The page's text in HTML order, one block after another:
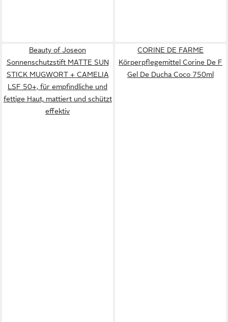
Beauty of Joseon
Sonnenschutzstift MATTE SUN
STICK MUGWORT + CAMELIA
LSF 50+, für empfindliche und
fettige Haut, mattiert und schützt
effektiv
CORINE DE FARME
Körperpflegemittel Corine De F
Gel De Ducha Coco 750ml